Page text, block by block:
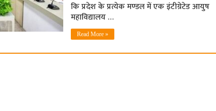
कि प्रदेश के प्रत्येक मण्डल में एक इंटीग्रेटेड आयुष
महाविद्यालय …
Read More »